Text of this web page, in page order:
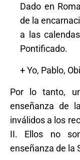
Dado en
de la
a las
Pontificado.
+ Yo, Pablo,
Por lo tanto,
enseñanza de
inválidos a los
II. Ellos no
enseñanza de la